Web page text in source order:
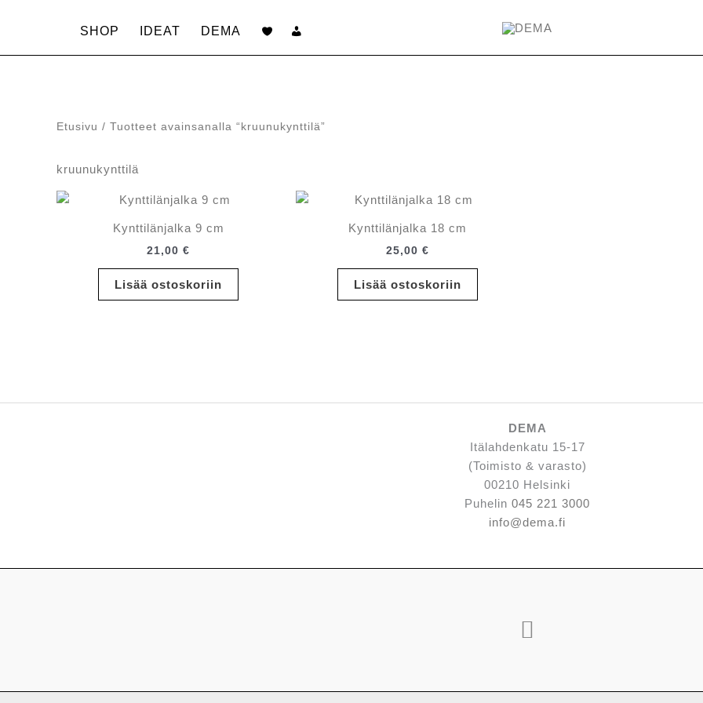
SHOP IDEAT DEMA
Etusivu / Tuotteet avainsanalla “kruunukynttilä”
kruunukynttilä
Kynttilänjalka 9 cm
21,00 €
Lisää ostoskoriin
Kynttilänjalka 18 cm
25,00 €
Lisää ostoskoriin
DEMA
Itälahdenkatu 15-17
(Toimisto & varasto)
00210 Helsinki
Puhelin 045 221 3000
info@dema.fi